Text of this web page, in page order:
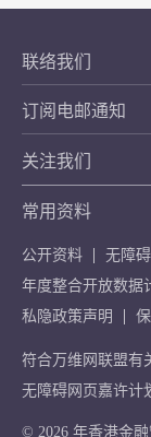
联络我们
订阅电邮通知
关注我们
常用资料
公开资料
无障
年度整合开放数据
私隐政策声明
符合万维网联盟有
无障碍网页嘉许计
© 2026 年香港金融